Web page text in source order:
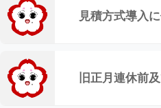
見積方式導入
旧正月連休前